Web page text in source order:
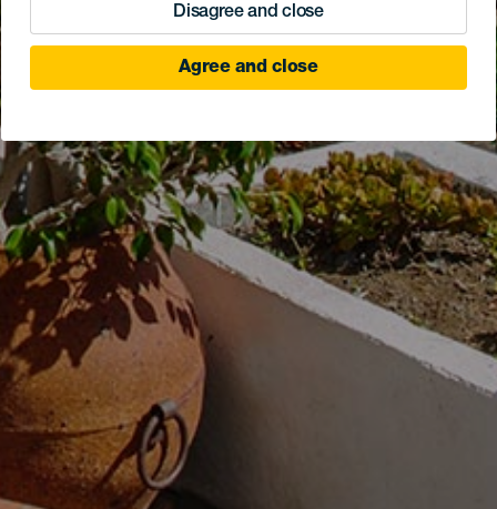
Disagree and close
Agree and close